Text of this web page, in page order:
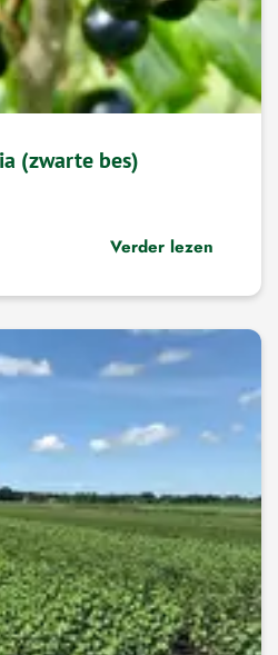
(zwarte bes)
Verder lezen